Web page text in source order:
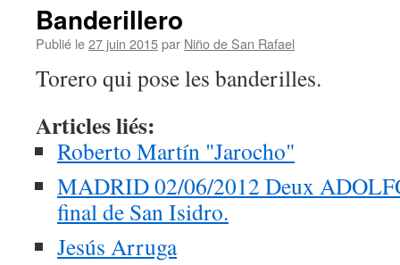
Banderillero
Publié le27 juin 2015par Niño de San Rafael
Torero qui pose les banderilles.
Articles liés:
Roberto Martín "Jarocho"
MADRID 02/06/2012 Deux
final de San Isidro.
Jesús Arruga